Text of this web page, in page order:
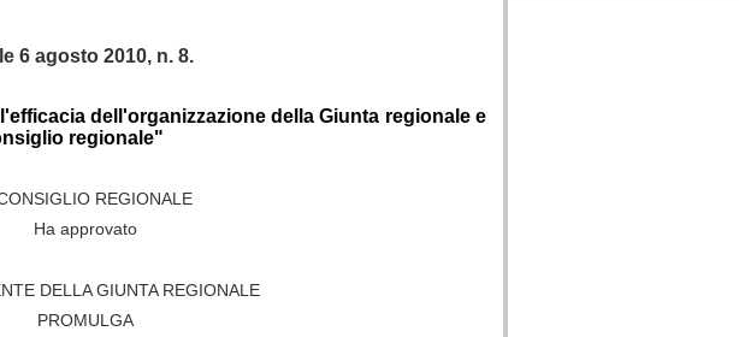
6 agosto 2010, n. 8.
dell'organizzazione della Giunta regionale e
regionale"
REGIONALE
Ha approvato
DELLA GIUNTA REGIONALE
PROMULGA